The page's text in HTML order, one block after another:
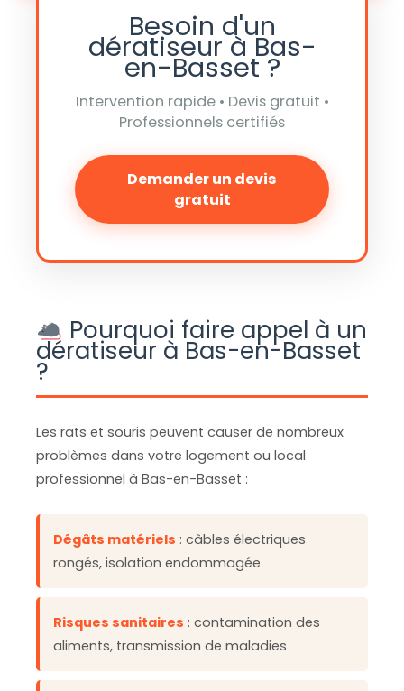
Besoin d'un
dératiseur à Bas-
en-Basset ?
Intervention rapide • Devis gratuit •
Professionnels certifiés
Demander un devis
gratuit
Pourquoi faire appel à un
dératiseur à Bas-en-Basset
?
Les rats et souris peuvent causer de nombreux
problèmes dans votre logement ou local
professionnel à Bas-en-Basset :
Dégâts matériels : câbles électriques
rongés, isolation endommagée
Risques sanitaires : contamination des
aliments, transmission de maladies